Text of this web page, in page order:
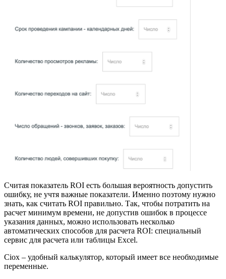
Считая показатель ROI есть большая вероятность допустить
ошибку, не учтя важные показатели. Именно поэтому нужно
знать, как считать ROI правильно. Так, чтобы потратить на
расчет минимум времени, не допустив ошибок в процессе
указания данных, можно использовать несколько
автоматических способов для расчета ROI: специальный
сервис для расчета или таблицы Excel.
Ciox – удобный калькулятор, который имеет все необходимые
переменные.